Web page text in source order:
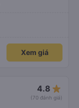
Xem giá
4.8 star_rate
(70 đánh giá)